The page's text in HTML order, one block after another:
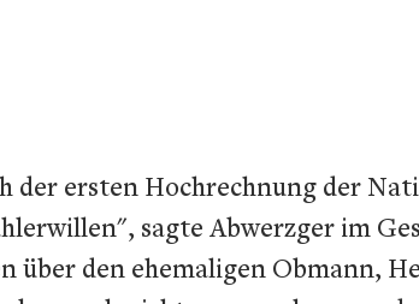
der ersten Hochrechnung der
sagte Abwerzger im
über den ehemaligen Obmann,